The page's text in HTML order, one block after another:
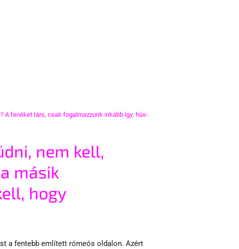
A fenéket társ, csak fogalmazzunk inkább így: hús-
nem kell,
másik
hogy
a fentebb említett rómeós oldalon. Azért